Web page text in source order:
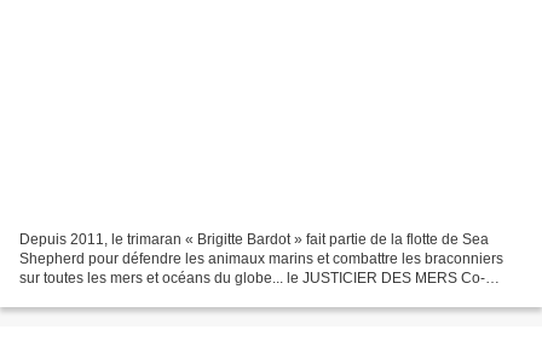
Depuis 2011, le trimaran « Brigitte Bardot » fait partie de la flotte de Sea
Shepherd pour défendre les animaux marins et combattre les braconniers
sur toutes les mers et océans du globe... le JUSTICIER DES MERS Co-